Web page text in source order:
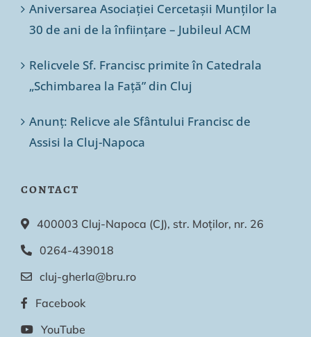
Aniversarea Asociației Cercetașii Munților la
30 de ani de la înființare – Jubileul ACM
Relicvele Sf. Francisc primite în Catedrala
„Schimbarea la Față” din Cluj
Anunț: Relicve ale Sfântului Francisc de
Assisi la Cluj-Napoca
CONTACT
400003 Cluj-Napoca (CJ), str. Moților, nr. 26
0264-439018
cluj-gherla@bru.ro
Facebook
YouTube